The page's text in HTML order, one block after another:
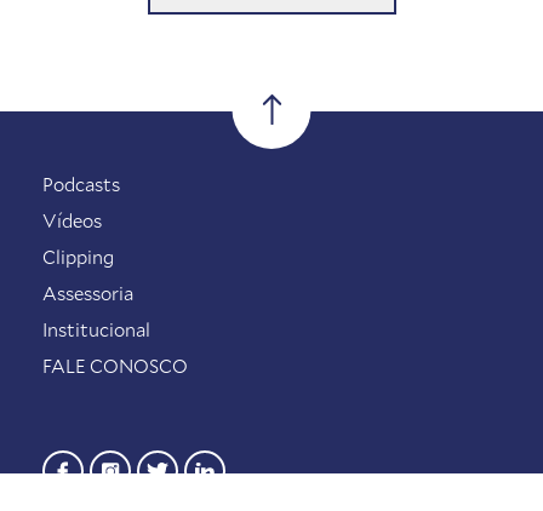
Podcasts
Vídeos
Clipping
Assessoria
Institucional
FALE CONOSCO